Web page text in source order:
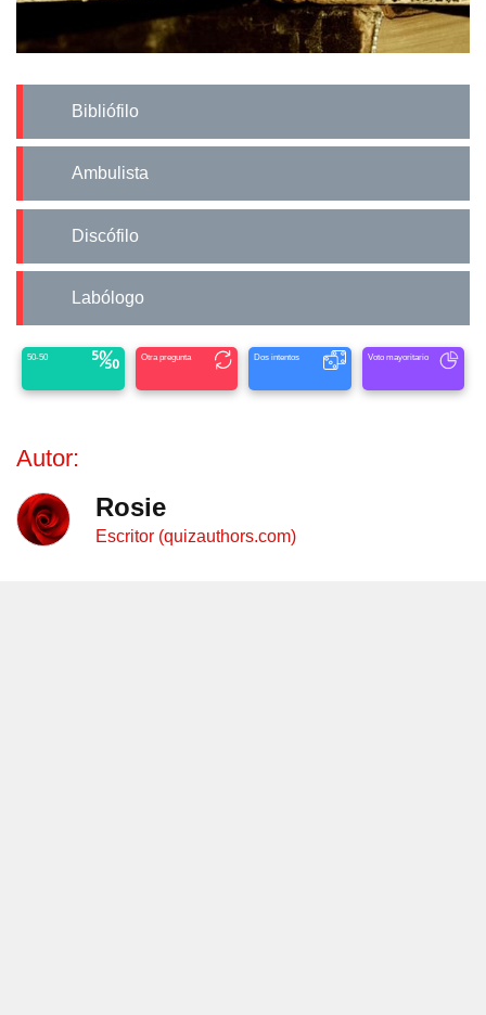
Bibliófilo
Ambulista
Discófilo
Labólogo
50-50 Otra pregunta Dos intentos Voto mayoritario
Autor:
Rosie
Escritor (quizauthors.com)